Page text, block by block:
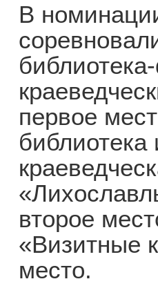
В
первое
второе
«Визитные
место.